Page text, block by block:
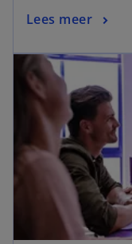
Lees meer